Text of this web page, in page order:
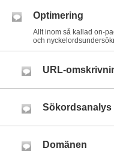
Optimering
Allt inom så kallad on-
och
URL-
Sökordsanalys
Domänen